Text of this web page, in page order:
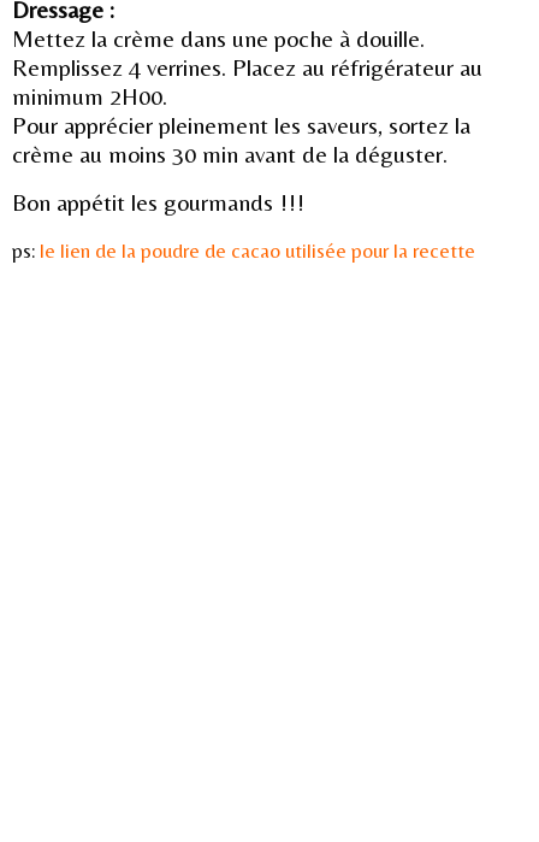
Dressage :
Mettez la crème dans une poche à douille.
Remplissez 4 verrines. Placez au réfrigérateur au
minimum 2H00.
Pour apprécier pleinement les saveurs, sortez la
crème au moins 30 min avant de la déguster.
Bon appétit les gourmands !!!
ps: le lien de la poudre de cacao utilisée pour la recette